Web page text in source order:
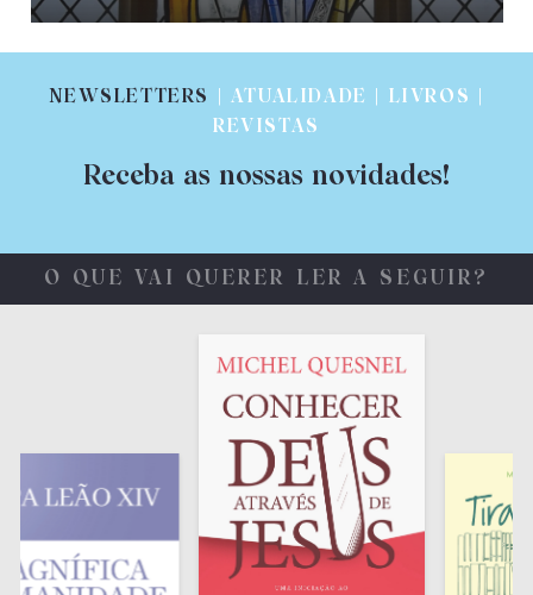
NEWSLETTERS
| ATUALIDADE | LIVROS |
REVISTAS
Receba as nossas novidades!
O QUE VAI QUERER LER A SEGUIR?